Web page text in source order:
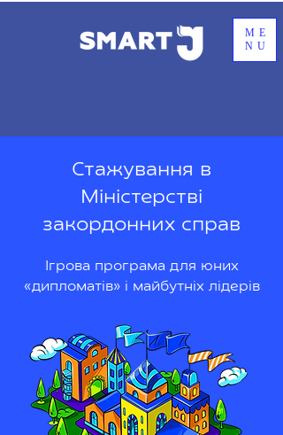
ME
NU
Стажування в
Міністерстві
закордонних справ
Ігрова програма для юних
«дипломатів» і майбутніх лідерів